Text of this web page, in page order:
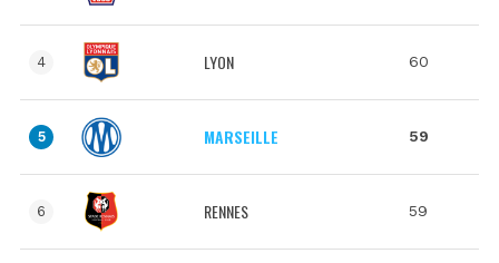
4 LYON 60
5 MARSEILLE 59
6 RENNES 59